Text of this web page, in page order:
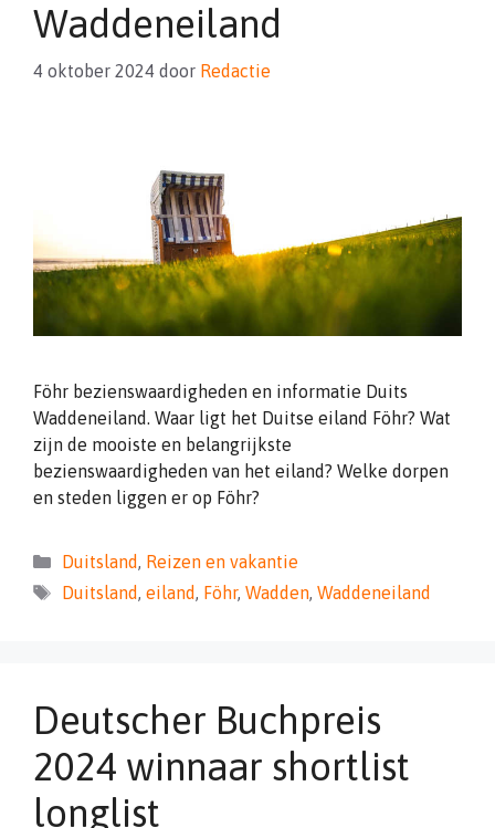
Waddeneiland
4 oktober 2024 door Redactie
Föhr bezienswaardigheden en informatie Duits
Waddeneiland. Waar ligt het Duitse eiland Föhr? Wat
zijn de mooiste en belangrijkste
bezienswaardigheden van het eiland? Welke dorpen
en steden liggen er op Föhr?
Categorieën
Duitsland, Reizen en vakantie
Tags
Duitsland, eiland, Föhr, Wadden, Waddeneiland
Deutscher Buchpreis
2024 winnaar shortlist
longlist